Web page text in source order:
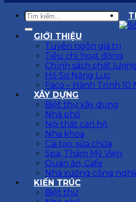
GIỚI THIỆU
Tuyên ngôn giá trị
Tiêu chí hoạt động
Chính sách chất lượng
Hồ Sơ Năng Lực
Faco – Hành Trình 10
XÂY DỰNG
Biệt thự xây dựng
Nhà phố
Nội thất căn hộ
Nha khoa
Cải tạo, sửa chữa
Spa, Thẩm Mỹ Viện
Quán ăn, Cafe
Nhà xưởng công
KIẾN TRÚC
Biệt thự